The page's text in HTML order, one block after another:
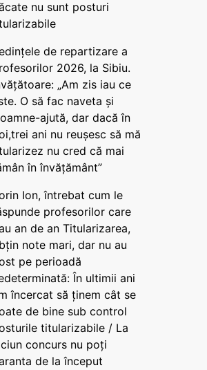
nu sunt posturi
de repartizare a
2026, la Sibiu.
„Am zis iau ce
O să fac naveta și
ajută, dar dacă în
ani nu reușesc să mă
nu cred că mai
în învățământ”
Ion, întrebat cum le
profesorilor care
an de an Titularizarea,
note mari, dar nu au
pe perioadă
În ultimii ani
încercat să ținem cât se
de bine sub control
titularizabile / La
concurs nu poți
de la început